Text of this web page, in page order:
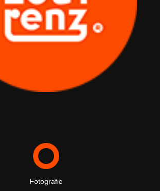
Fotografie